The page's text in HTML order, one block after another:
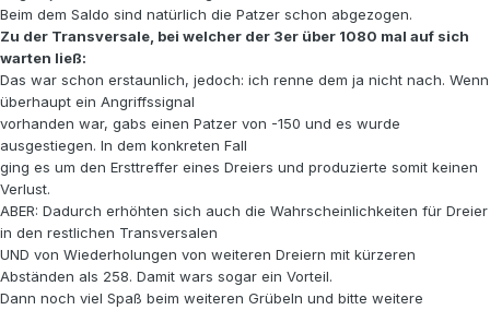
Beim dem Saldo sind natürlich die Patzer schon abgezogen.
Zu der Transversale, bei welcher der 3er über 1080 mal auf sich
warten ließ:
Das war schon erstaunlich, jedoch: ich renne dem ja nicht nach. Wenn
überhaupt ein Angriffssignal
vorhanden war, gabs einen Patzer von -150 und es wurde
ausgestiegen. In dem konkreten Fall
ging es um den Ersttreffer eines Dreiers und produzierte somit keinen
Verlust.
ABER: Dadurch erhöhten sich auch die Wahrscheinlichkeiten für Dreier
in den restlichen Transversalen
UND von Wiederholungen von weiteren Dreiern mit kürzeren
Abständen als 258. Damit wars sogar ein Vorteil.
Dann noch viel Spaß beim weiteren Grübeln und bitte weitere